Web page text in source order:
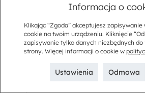
Sposób dostawy
Kup w komplecie
Informacja o
Klikając “Zgoda” akceptujesz
cookie na twoim urządzeniu. Kliknięcie
zapisywanie tylko danych niezbędnych
strony. Więcej informacji o cookie w
Ustawienia Odmowa